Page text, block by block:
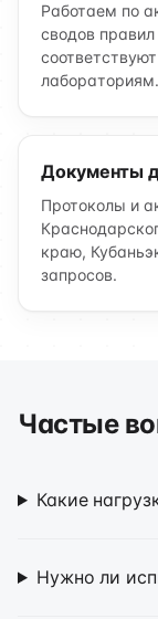
Работаем по
сводов
лабораториям.
Документы
Протоколы и
краю,
запросов.
Частые
Какие
Нужно ли